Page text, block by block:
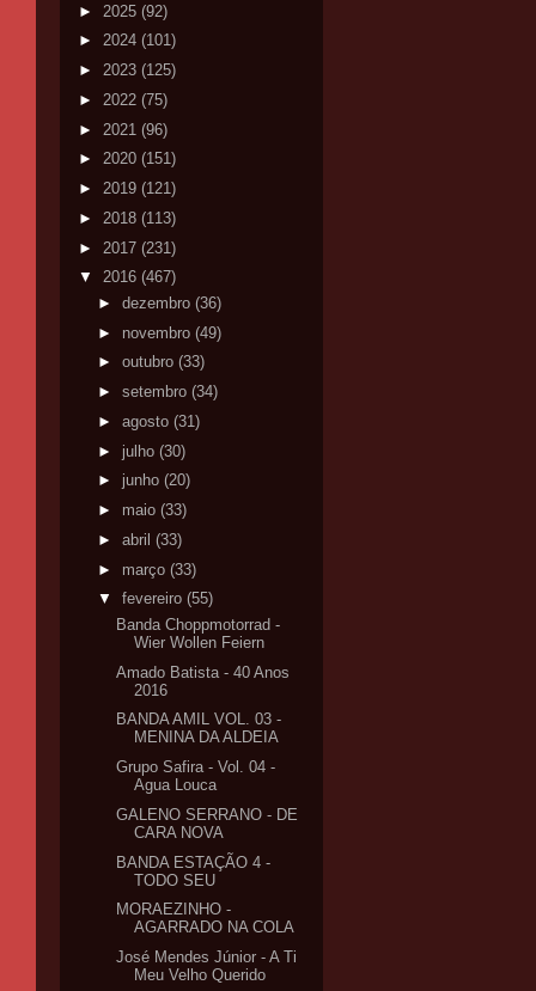
► 2025 (92)
► 2024 (101)
► 2023 (125)
► 2022 (75)
► 2021 (96)
► 2020 (151)
► 2019 (121)
► 2018 (113)
► 2017 (231)
▼ 2016 (467)
► dezembro (36)
► novembro (49)
► outubro (33)
► setembro (34)
► agosto (31)
► julho (30)
► junho (20)
► maio (33)
► abril (33)
► março (33)
▼ fevereiro (55)
Banda Choppmotorrad -
Wier Wollen Feiern
Amado Batista - 40 Anos
2016
BANDA AMIL VOL. 03 -
MENINA DA ALDEIA
Grupo Safira - Vol. 04 -
Agua Louca
GALENO SERRANO - DE
CARA NOVA
BANDA ESTAÇÃO 4 -
TODO SEU
MORAEZINHO -
AGARRADO NA COLA
José Mendes Júnior - A Ti
Meu Velho Querido